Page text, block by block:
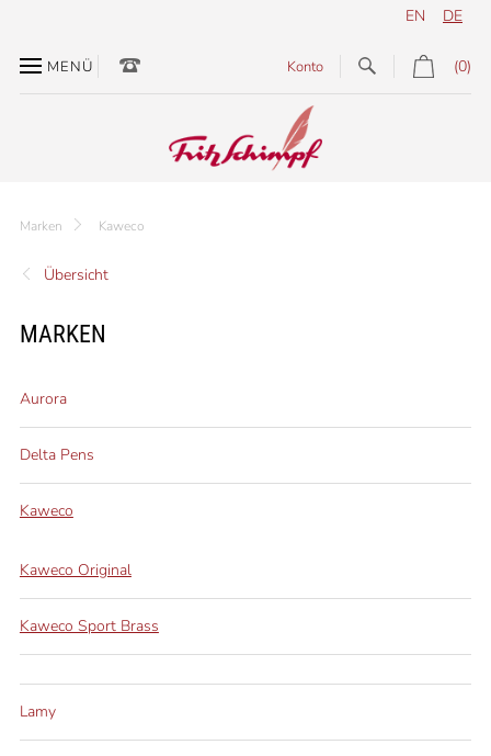
DE
EN
MENÜ (0)
Konto
Übersicht
Marken Kaweco
MARKEN
Aurora
Delta Pens
Kaweco
Kaweco Original
Kaweco Sport Brass
Lamy